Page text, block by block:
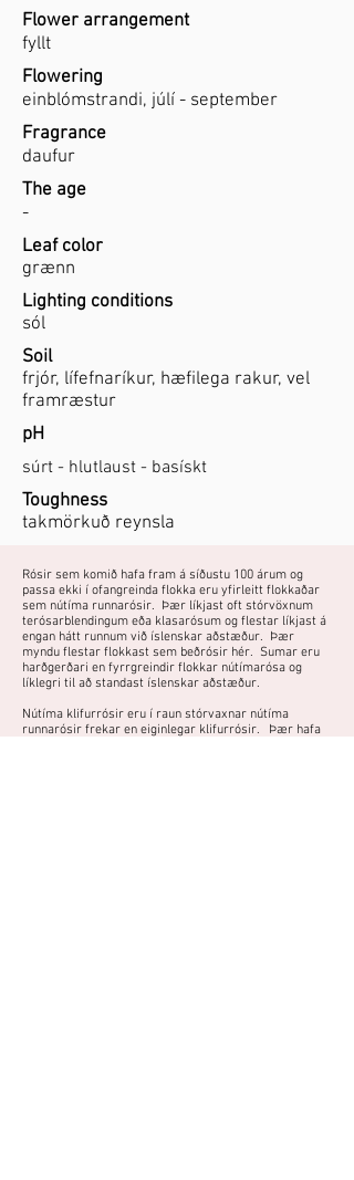
Flower arrangement
fyllt
Flowering
einblómstrandi, júlí - september
Fragrance
daufur
The age
-
Leaf color
grænn
Lighting conditions
sól
Soil
frjór, lífefnaríkur, hæfilega rakur, vel
framræstur
pH
súrt - hlutlaust - basískt
Toughness
takmörkuð reynsla
Rósir sem komið hafa fram á síðustu 100 árum og
passa ekki í ofangreinda flokka eru yfirleitt flokkaðar
sem nútíma runnarósir. Þær líkjast oft stórvöxnum
terósarblendingum eða klasarósum og flestar líkjast á
engan hátt runnum við íslenskar aðstæður. Þær
myndu flestar flokkast sem beðrósir hér. Sumar eru
harðgerðari en fyrrgreindir flokkar nútímarósa og
líklegri til að standast íslenskar aðstæður.
Nútíma klifurrósir eru í raun stórvaxnar nútíma
runnarósir frekar en eiginlegar klifurrósir. Þær hafa